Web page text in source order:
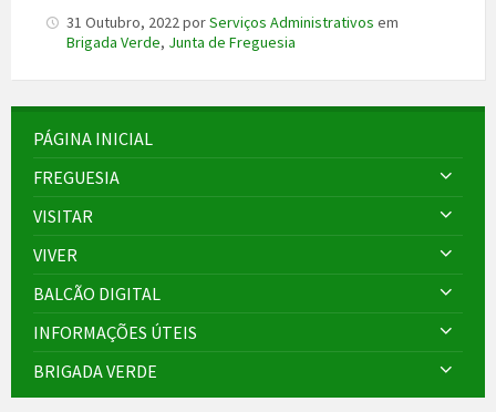
31 Outubro, 2022porServiços Administrativos em
Brigada Verde, Junta de Freguesia
PÁGINA INICIAL
FREGUESIA
VISITAR
VIVER
BALCÃO DIGITAL
INFORMAÇÕES ÚTEIS
BRIGADA VERDE